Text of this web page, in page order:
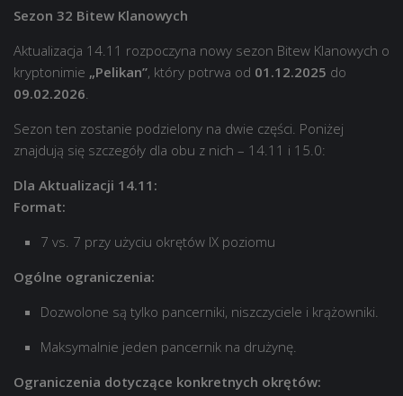
Sezon 32 Bitew Klanowych
Aktualizacja 14.11 rozpoczyna nowy sezon Bitew Klanowych o
kryptonimie „Pelikan”, który potrwa od 01.12.2025 do
09.02.2026.
Sezon ten zostanie podzielony na dwie części. Poniżej
znajdują się szczegóły dla obu z nich – 14.11 i 15.0:
Dla Aktualizacji 14.11:
Format:
7 vs. 7 przy użyciu okrętów IX poziomu
Ogólne ograniczenia:
Dozwolone są tylko pancerniki, niszczyciele i krążowniki.
Maksymalnie jeden pancernik na drużynę.
Ograniczenia dotyczące konkretnych okrętów: